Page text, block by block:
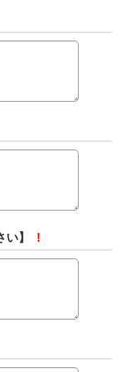
い】 !